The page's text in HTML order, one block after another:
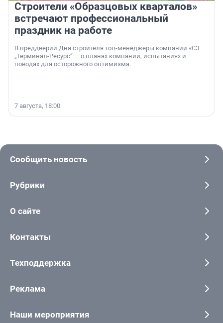
Строители «Образцовых кварталов»
встречают профессиональный
праздник на работе
В преддверии Дня строителя топ-менеджеры компании «СЗ
„Терминал-Ресурс“ — о планах компании, испытаниях и
поводах для осторожного оптимизма.
7 августа, 18:00
Сообщить новость
Рубрики
О сайте
Контакты
Техподдержка
Реклама
Наши мероприятия